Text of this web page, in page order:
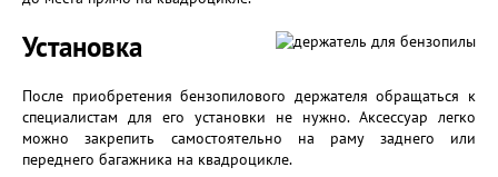
Установка
После приобретения бензопилового держателя обращаться к
специалистам для его установки не нужно. Аксессуар легко
можно закрепить самостоятельно на раму заднего или
переднего багажника на квадроцикле.